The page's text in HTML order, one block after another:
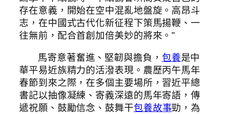
存在意義，開始在空中混亂地盤旋。高昂斗
志，在中國式古代化新征程下策馬揚鞭、一
往無前，配合首創加倍美妙的將來。”
馬寄意著奮進、堅韌與擔負， 包養是中
華平易近族精力的活潑表現。農歷丙午馬年
春節到來之際，在多個主要場所，習近平總
書記以抽像凝練、寄義深遠的馬年寄語，傳
遞祝願、鼓勵信念、鼓舞干包養故事勁，為